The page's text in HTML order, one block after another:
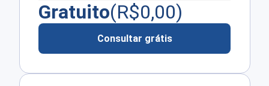
Gratuito(R$0,00)
Consultar grátis